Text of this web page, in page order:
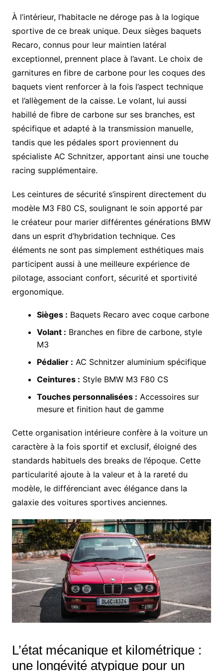
À l’intérieur, l’habitacle ne déroge pas à la logique
sportive de ce break unique. Deux sièges baquets
Recaro, connus pour leur maintien latéral
exceptionnel, prennent place à l’avant. Le choix de
garnitures en fibre de carbone pour les coques des
baquets vient renforcer à la fois l’aspect technique
et l’allègement de la caisse. Le volant, lui aussi
habillé de fibre de carbone sur ses branches, est
spécifique et adapté à la transmission manuelle,
tandis que les pédales sport proviennent du
spécialiste AC Schnitzer, apportant ainsi une touche
racing supplémentaire.
Les ceintures de sécurité s’inspirent directement du
modèle M3 F80 CS, soulignant le soin apporté par
le créateur pour marier différentes générations BMW
dans un esprit d’hybridation technique. Ces
éléments ne sont pas simplement esthétiques mais
participent aussi à une meilleure expérience de
pilotage, associant confort, sécurité et sportivité
ergonomique.
Sièges : Baquets Recaro avec coque carbone
Volant : Branches en fibre de carbone, style
M3
Pédalier : AC Schnitzer aluminium spécifique
Ceintures : Style BMW M3 F80 CS
Touches personnalisées : Accessoires sur
mesure et finition haut de gamme
Cette organisation intérieure confère à la voiture un
caractère à la fois sportif et exclusif, éloigné des
standards habituels des breaks de l’époque. Cette
particularité ajoute à la valeur et à la rareté du
modèle, le différenciant avec élégance dans la
galaxie des voitures sportives anciennes.
L’état mécanique et kilométrique :
une longévité atypique pour un